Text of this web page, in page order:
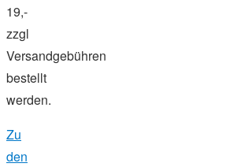
19,-
zzgl
Versandgebühren
bestellt
werden.
Zu
den